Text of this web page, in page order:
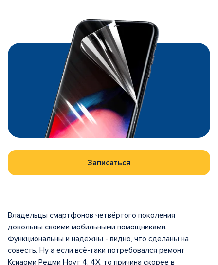
Записаться
Владельцы смартфонов четвёртого поколения
довольны своими мобильными помощниками.
Функциональны и надёжны - видно, что сделаны на
совесть. Ну а если всё-таки потребовался ремонт
Ксиаоми Редми Ноут 4, 4Х, то причина скорее в